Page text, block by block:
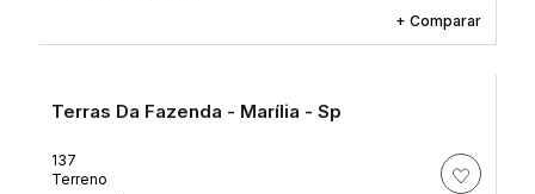
+ Comparar
Terras Da Fazenda - Marília - Sp
137
Terreno